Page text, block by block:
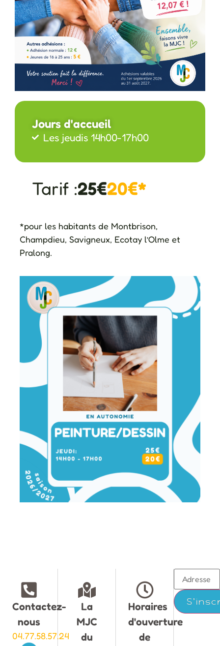
Jours d'accueil
Les jeudis 14h00-17h00
Tarif :25€20€*
*pour les habitants de Montbrison,
Champdieu, Savigneux, Ecotay l’Olme et
Pralong.
Contactez-
nous
04.77.58.57.24
La
MJC
du
Horaires
d'ouverture
de